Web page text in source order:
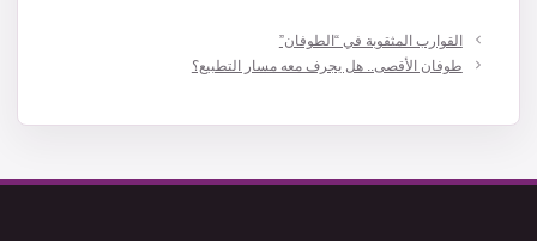
القوارب المثقوبة في “الطوفان”
طوفان الأقصى.. هل يجرف معه مسار التطبيع؟